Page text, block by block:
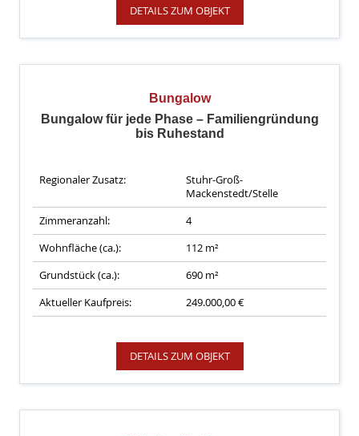
DETAILS ZUM OBJEKT
Bungalow
Bungalow für jede Phase – Familiengründung
bis Ruhestand
Regionaler Zusatz:
Stuhr-Groß-
Mackenstedt/Stelle
Zimmeranzahl:
4
Wohnfläche (ca.):
112 m²
Grundstück (ca.):
690 m²
Aktueller Kaufpreis:
249.000,00 €
DETAILS ZUM OBJEKT